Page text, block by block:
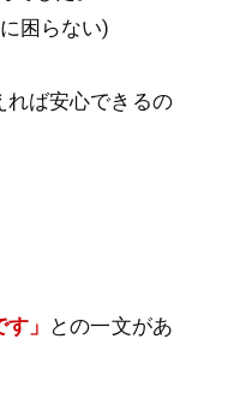
困らない)
れば安心できるの
」 との一文があ